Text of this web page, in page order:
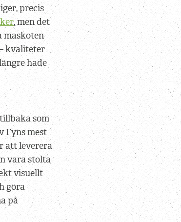
precis
, men det
maskoten
kvaliteter
hade
som
Fyns mest
att leverera
vara stolta
visuellt
göra
på